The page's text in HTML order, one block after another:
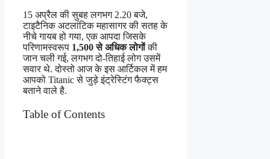
15 अप्रैल की सुबह लगभग 2.20 बजे,
टाइटैनिक अटलांटिक महासागर की सतह के
नीचे गायब हो गया, एक आपदा जिसके
परिणामस्वरूप 1,500 से अधिक लोगोंकी
जान चली गई, लगभग दो-तिहाई लोग उसमें
सवार थे. दोस्तो आज के इस आर्टिकल में हम
आपको Titanic से जुड़े इंट्रेस्टिंग फैक्ट्स
बताने वाले है.
Table of Contents